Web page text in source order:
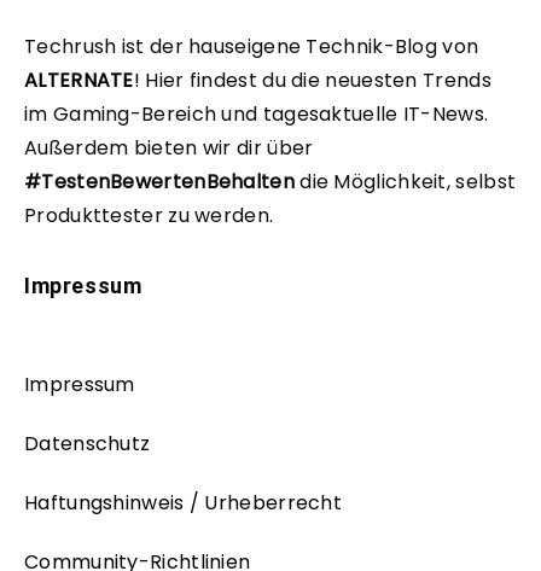
Techrush ist der hauseigene Technik-Blog von
ALTERNATE! Hier findest du die neuesten Trends
im Gaming-Bereich und tagesaktuelle IT-News.
Außerdem bieten wir dir über
#TestenBewertenBehaltendie Möglichkeit, selbst
Produkttester zu werden.
Impressum
Impressum
Datenschutz
Haftungshinweis / Urheberrecht
Community-Richtlinien